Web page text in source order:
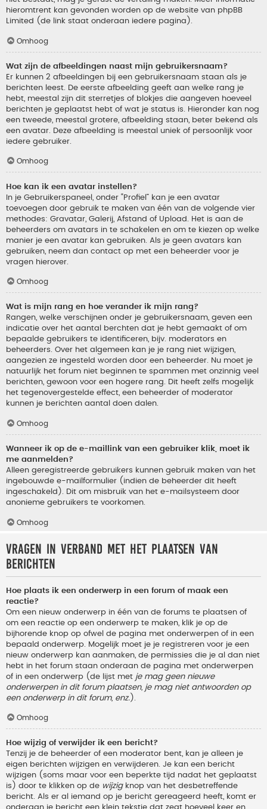
hieromtrent kan gevonden worden op de website van phpBB
Limited (de link staat onderaan iedere pagina).
Omhoog
Wat zijn de afbeeldingen naast mijn gebruikersnaam?
Er kunnen 2 afbeeldingen bij een gebruikersnaam staan als je
berichten leest. De eerste afbeelding geeft aan welke rang je
hebt, meestal zijn dit sterretjes of blokjes die aangeven hoeveel
berichten je geplaatst hebt of wat je status is. Hieronder kan nog
een tweede, meestal grotere, afbeelding staan, beter bekend als
een avatar. Deze afbeelding is meestal uniek of persoonlijk voor
iedere gebruiker.
Omhoog
Hoe kan ik een avatar instellen?
In je Gebruikerspaneel, onder “Profiel” kan je een avatar
toevoegen door gebruik te maken van één van de volgende vier
methodes: Gravatar, Galerij, Afstand of Upload. Het is aan de
beheerders om avatars in te schakelen en om te kiezen op welke
manier je een avatar kan gebruiken. Als je geen avatars kan
gebruiken, neem dan contact op met een beheerder voor je
vragen hierover.
Omhoog
Wat is mijn rang en hoe verander ik mijn rang?
Rangen, welke verschijnen onder je gebruikersnaam, geven een
indicatie over het aantal berchten dat je hebt gemaakt of om
bepaalde gebruikers te identificeren, bijv. moderators en
beheerders. Over het algemeen kan je je rang niet wijzigen,
aangezien ze ingesteld worden door een beheerder. Nu moet je
natuurlijk het forum niet beginnen te spammen met onzinnig veel
berichten, gewoon voor een hogere rang. Dit heeft zelfs mogelijk
het tegenovergestelde effect, een beheerder of moderator
kunnen je berichten aantal doen dalen.
Omhoog
Wanneer ik op de e-maillink van een gebruiker klik, moet ik
me aanmelden?
Alleen geregistreerde gebruikers kunnen gebruik maken van het
ingebouwde e-mailformulier (indien de beheerder dit heeft
ingeschakeld). Dit om misbruik van het e-mailsysteem door
anonieme gebruikers te voorkomen.
Omhoog
Vragen in verband met het plaatsen van
berichten
Hoe plaats ik een onderwerp in een forum of maak een
reactie?
Om een nieuw onderwerp in één van de forums te plaatsen of
om een reactie op een onderwerp te maken, klik je op de
bijhorende knop op ofwel de pagina met onderwerpen of in een
bepaald onderwerp. Mogelijk moet je je registreren voor je een
nieuw onderwerp kan aanmaken, de permissies die je al dan niet
hebt in het forum staan onderaan de pagina met onderwerpen
of in een onderwerp (de lijst met je mag geen nieuwe
onderwerpen in dit forum plaatsen, je mag niet antwoorden op
een onderwerp in dit forum, enz. ).
Omhoog
Hoe wijzig of verwijder ik een bericht?
Tenzij je de beheerder of een moderator bent, kan je alleen je
eigen berichten wijzigen en verwijderen. Je kan een bericht
wijzigen (soms maar voor een beperkte tijd nadat het geplaatst
is) door te klikken op de wijzigknop van het desbetreffende
bericht. Als er al iemand op je bericht gereageerd heeft, komt er